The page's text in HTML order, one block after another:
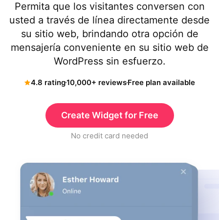
Permita que los visitantes conversen con
usted a través de línea directamente desde
su sitio web, brindando otra opción de
mensajería conveniente en su sitio web de
WordPress sin esfuerzo.
4.8 rating10,000+ reviewsFree plan available
Create Widget for Free
No credit card needed